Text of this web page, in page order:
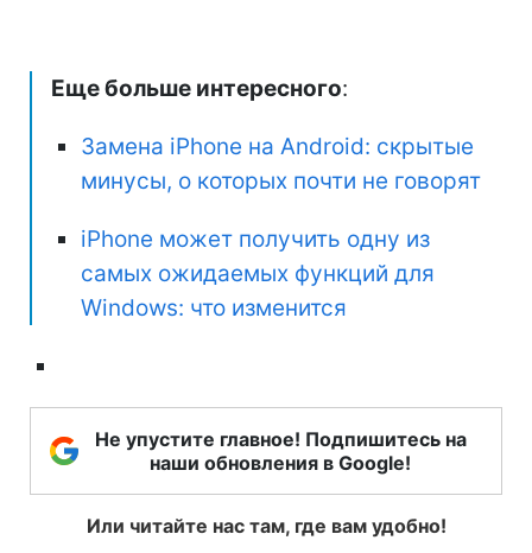
Еще больше интересного:
Замена iPhone на Android: скрытые
минусы, о которых почти не говорят
iPhone может получить одну из
самых ожидаемых функций для
Windows: что изменится
Не упустите главное! Подпишитесь на
наши обновления в Google!
Или читайте нас там, где вам удобно!